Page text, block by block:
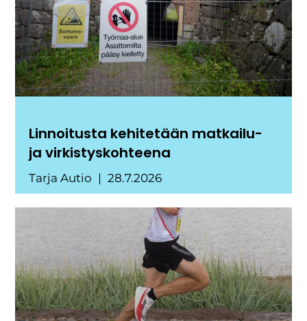
Linnoitusta kehitetään matkailu-
ja virkistyskohteena
Tarja Autio 28.7.2026